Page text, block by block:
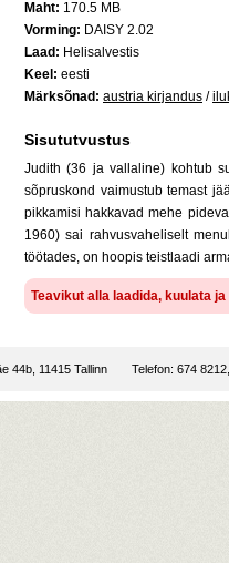
Maht: 170.5 MB
Vorming: DAISY 2.02
Laad: Helisalvestis
Keel: eesti
Märksõnad: austria kirjandus /
Sisututvustus
Judith (36 ja vallaline) kohtub
sõpruskond vaimustub temast
pikkamisi hakkavad mehe
1960) sai rahvusvaheliselt
töötades, on hoopis teistlaadi
Teavikut alla laadida, kuulata
44b, 11415 Tallinn Telefon: 674